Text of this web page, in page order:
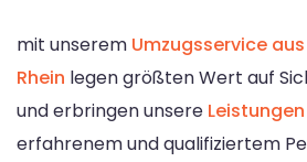
mit unserem Umzugsservice
Rhein legen größten Wert auf
und erbringen unsere Leistungen
erfahrenem und qualifiziertem